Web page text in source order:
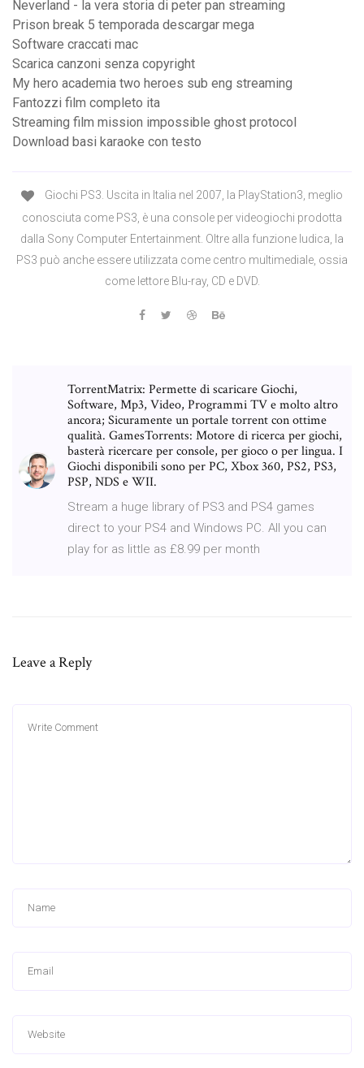
Neverland - la vera storia di peter pan streaming
Prison break 5 temporada descargar mega
Software craccati mac
Scarica canzoni senza copyright
My hero academia two heroes sub eng streaming
Fantozzi film completo ita
Streaming film mission impossible ghost protocol
Download basi karaoke con testo
Giochi PS3. Uscita in Italia nel 2007, la PlayStation3, meglio
conosciuta come PS3, è una console per videogiochi prodotta
dalla Sony Computer Entertainment. Oltre alla funzione ludica, la
PS3 può anche essere utilizzata come centro multimediale, ossia
come lettore Blu-ray, CD e DVD.
TorrentMatrix: Permette di scaricare Giochi,
Software, Mp3, Video, Programmi TV e molto altro
ancora; Sicuramente un portale torrent con ottime
qualità. GamesTorrents: Motore di ricerca per giochi,
basterà ricercare per console, per gioco o per lingua. I
Giochi disponibili sono per PC, Xbox 360, PS2, PS3,
PSP, NDS e WII.
Stream a huge library of PS3 and PS4 games
direct to your PS4 and Windows PC. All you can
play for as little as £8.99 per month
Leave a Reply